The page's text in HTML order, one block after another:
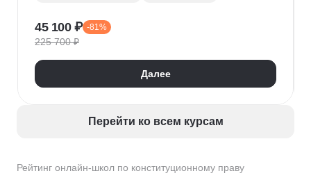
Рейтинг онлайн-школ по конституционному праву
45 100 ₽ -81%
225 700 ₽
Далее
Перейти ко всем курсам